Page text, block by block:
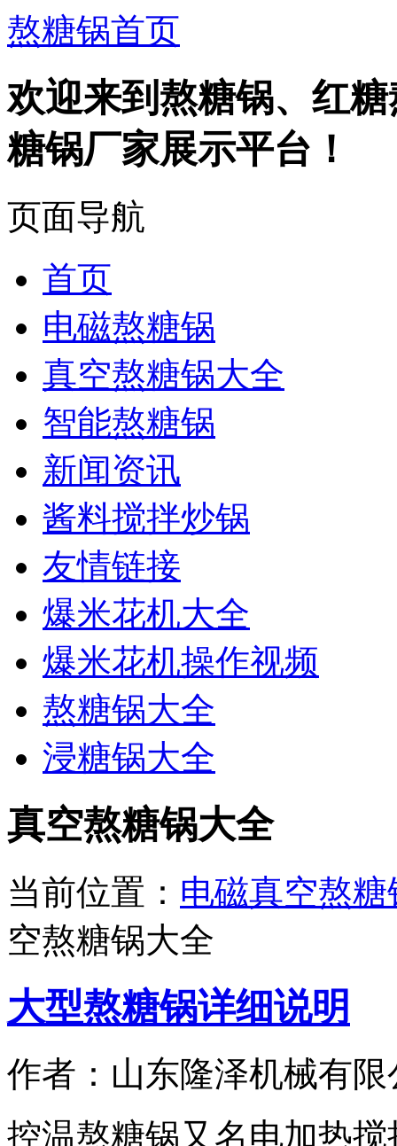
熬糖锅首页
欢迎来到熬糖锅、红
糖锅厂家展示平台！
页面导航
首页
电磁熬糖锅
真空熬糖锅大全
智能熬糖锅
新闻资讯
酱料搅拌炒锅
友情链接
爆米花机大全
爆米花机操作视频
熬糖锅大全
浸糖锅大全
真空熬糖锅大全
当前位置： 电磁真空熬
空熬糖锅大全
大型熬糖锅详细说明
作者：山东隆泽机械有限
控温熬糖锅又名电加热